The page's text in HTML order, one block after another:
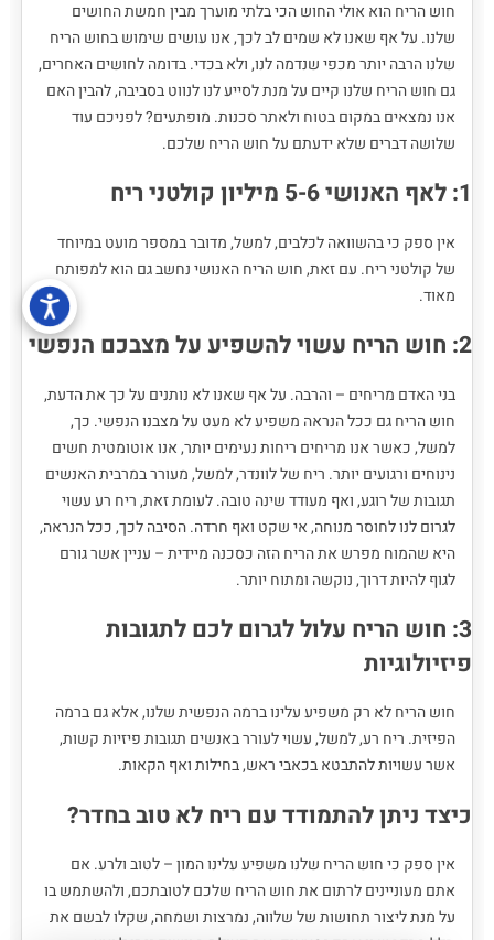
חוש הריח הוא אולי החוש הכי בלתי מוערך מבין חמשת החושים
שלנו. על אף שאנו לא שמים לב לכך, אנו עושים שימוש בחוש הריח
שלנו הרבה יותר מכפי שנדמה לנו, ולא בכדי. בדומה לחושים האחרים,
גם חוש הריח שלנו קיים על מנת לסייע לנו לנווט בסביבה, להבין האם
אנו נמצאים במקום בטוח ולאתר סכנות. מופתעים? לפניכם עוד
שלושה דברים שלא ידעתם על חוש הריח שלכם.
1: לאף האנושי 5-6 מיליון קולטני ריח
אין ספק כי בהשוואה לכלבים, למשל, מדובר במספר מועט במיוחד
של קולטני ריח. עם זאת, חוש הריח האנושי נחשב גם הוא למפותח
מאוד.
2: חוש הריח עשוי להשפיע על מצבכם הנפשי
בני האדם מריחים – והרבה. על אף שאנו לא נותנים על כך את הדעת,
חוש הריח גם ככל הנראה משפיע לא מעט על מצבנו הנפשי. כך,
למשל, כאשר אנו מריחים ריחות נעימים יותר, אנו אוטומטית חשים
נינוחים ורגועים יותר. ריח של לוונדר, למשל, מעורר במרבית האנשים
תגובות של רוגע, ואף מעודד שינה טובה. לעומת זאת, ריח רע עשוי
לגרום לנו לחוסר מנוחה, אי שקט ואף חרדה. הסיבה לכך, ככל הנראה,
היא שהמוח מפרש את הריח הזה כסכנה מיידית – עניין אשר גורם
לגוף להיות דרוך, נוקשה ומתוח יותר.
3: חוש הריח עלול לגרום לכם לתגובות
פיזיולוגיות
חוש הריח לא רק משפיע עלינו ברמה הנפשית שלנו, אלא גם ברמה
הפיזית. ריח רע, למשל, עשוי לעורר באנשים תגובות פיזיות קשות,
אשר עשויות להתבטא בכאבי ראש, בחילות ואף הקאות.
כיצד ניתן להתמודד עם ריח לא טוב בחדר?
אין ספק כי חוש הריח שלנו משפיע עלינו המון – לטוב ולרע. אם
אתם מעוניינים לרתום את חוש הריח שלכם לטובתכם, ולהשתמש בו
על מנת ליצור תחושות של שלווה, נמרצות ושמחה, שקלו לבשם את